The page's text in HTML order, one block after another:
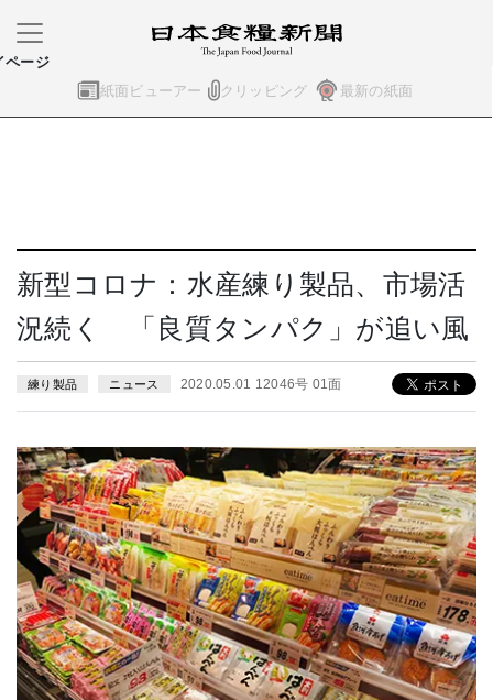
紙面ビューアー クリッピング 最新の紙面
ページ
新型コロナ：水産練り製品、市場活
況続く 「良質タンパク」が追い風
練り製品 ニュース 2020.05.01 12046号 01面